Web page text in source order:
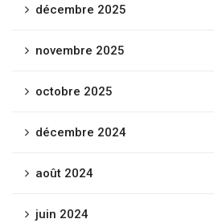
décembre 2025
novembre 2025
octobre 2025
décembre 2024
août 2024
juin 2024